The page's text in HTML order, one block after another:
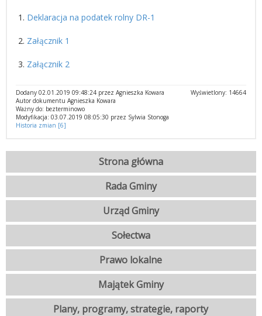
1. Deklaracja na podatek rolny DR-1
2. Załącznik 1
3. Załącznik 2
Wyświetlony: 14664
Dodany 02.01.2019 09:48:24 przez Agnieszka Kowara
Autor dokumentu Agnieszka Kowara
Ważny do: bezterminowo
Modyfikacja: 03.07.2019 08:05:30 przez Sylwia Stonoga
Historia zmian [6]
Strona główna
Rada Gminy
Urząd Gminy
Sołectwa
Prawo lokalne
Majątek Gminy
Plany, programy, strategie, raporty